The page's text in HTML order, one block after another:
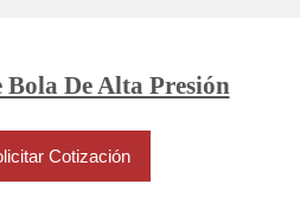
De Alta Presión
Cotización